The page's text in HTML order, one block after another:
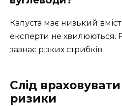
Капуста має низький
експерти не хвилюються.
зазнає різких стрибків.
Слід
ризики